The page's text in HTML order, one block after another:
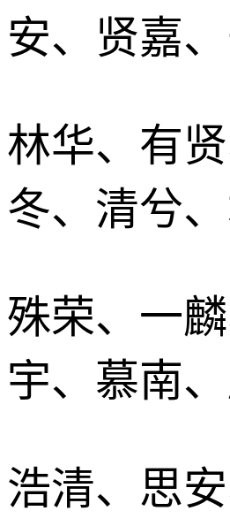
安、贤嘉
林华、有
冬、清兮
殊荣、一
宇、慕南
浩清、思